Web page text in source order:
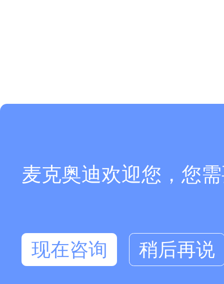
麦克奥迪欢迎您，您
现在咨询
稍后再说
在线咨询